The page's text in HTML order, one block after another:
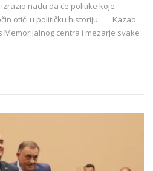
nadu da će politike koje
otići u političku historiju. Kazao
Memorijalnog centra i mezarje svake